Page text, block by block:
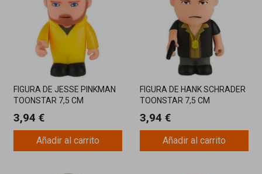
FIGURA DE JESSE PINKMAN
TOONSTAR 7,5 CM
3,94 €
Añadir al carrito
FIGURA DE HANK SCHRADER
TOONSTAR 7,5 CM
3,94 €
Añadir al carrito